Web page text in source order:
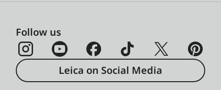
Follow us
Leica on Social Media